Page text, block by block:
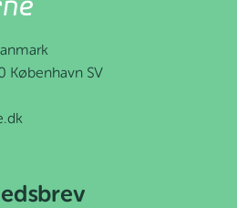
København SV